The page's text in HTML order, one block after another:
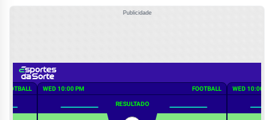
Publicidade